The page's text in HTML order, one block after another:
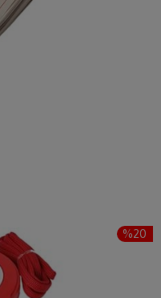
%20